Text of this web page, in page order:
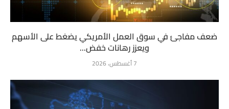
ضعف مفاجئ في سوق العمل الأمريكي يضغط على الأسهم
ويعزز رهانات خفض...
7 أغسطس، 2026